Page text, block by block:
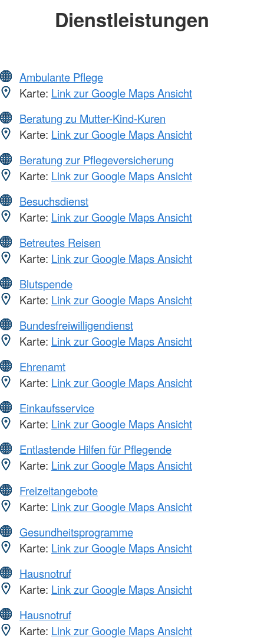
Dienstleistungen
Ambulante Pflege
Karte: Link zur Google Maps Ansicht
Beratung zu Mutter-Kind-Kuren
Karte: Link zur Google Maps Ansicht
Beratung zur Pflegeversicherung
Karte: Link zur Google Maps Ansicht
Besuchsdienst
Karte: Link zur Google Maps Ansicht
Betreutes Reisen
Karte: Link zur Google Maps Ansicht
Blutspende
Karte: Link zur Google Maps Ansicht
Bundesfreiwilligendienst
Karte: Link zur Google Maps Ansicht
Ehrenamt
Karte: Link zur Google Maps Ansicht
Einkaufsservice
Karte: Link zur Google Maps Ansicht
Entlastende Hilfen für Pflegende
Karte: Link zur Google Maps Ansicht
Freizeitangebote
Karte: Link zur Google Maps Ansicht
Gesundheitsprogramme
Karte: Link zur Google Maps Ansicht
Hausnotruf
Karte: Link zur Google Maps Ansicht
Hausnotruf
Karte: Link zur Google Maps Ansicht